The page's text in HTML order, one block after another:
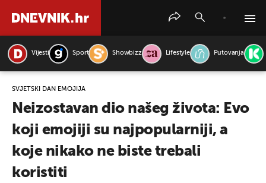
Vijesti Sport Showbizz Lifestyle Putovanja
SVJETSKI DAN EMOJIJA
Neizostavan dio našeg života: Evo
koji emojiji su najpopularniji, a
koje nikako ne biste trebali
koristiti
PRETRAŽITE VIJESTI